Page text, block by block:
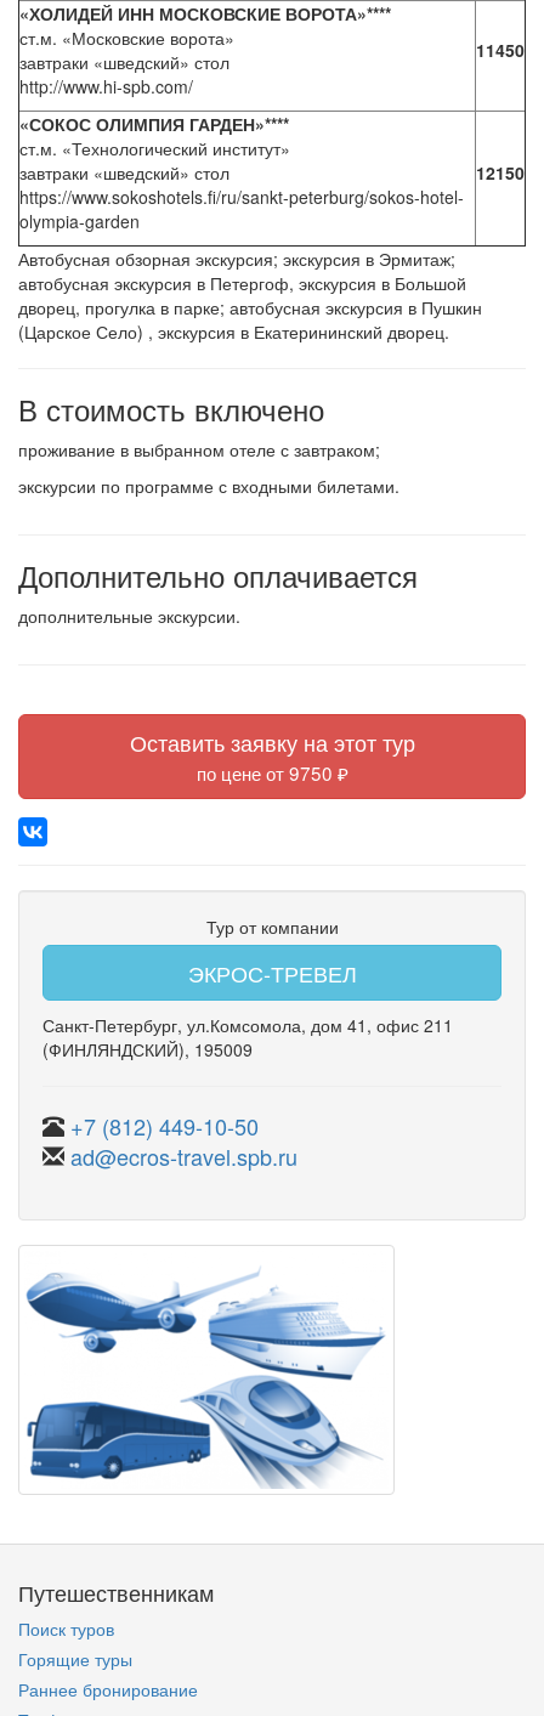
«ХОЛИДЕЙ ИНН МОСКОВСКИЕ ВОРОТА»****
ст.м. «Московские ворота»
завтраки «шведский» стол
http://www.hi-spb.com/
11450
«СОКОС ОЛИМПИЯ ГАРДЕН»****
ст.м. «Технологический институт»
завтраки «шведский» стол
https://www.sokoshotels.fi/ru/sankt-peterburg/sokos-hotel-
olympia-garden
12150
Автобусная обзорная экскурсия; экскурсия в Эрмитаж;
автобусная экскурсия в Петергоф, экскурсия в Большой
дворец, прогулка в парке; автобусная экскурсия в Пушкин
(Царское Село) , экскурсия в Екатерининский дворец.
В стоимость включено
проживание в выбранном отеле с завтраком;
экскурсии по программе с входными билетами.
Дополнительно оплачивается
дополнительные экскурсии.
Оставить заявку на этот тур
по цене от 9750 ₽
Тур от компании
ЭКРОС-ТРЕВЕЛ
Санкт-Петербург, ул.Комсомола, дом 41 , офис 211
(ФИНЛЯНДСКИЙ), 195009
+7 (812) 449-10-50
ad@ecros-travel.spb.ru
Путешественникам
Поиск туров
Горящие туры
Раннее бронирование